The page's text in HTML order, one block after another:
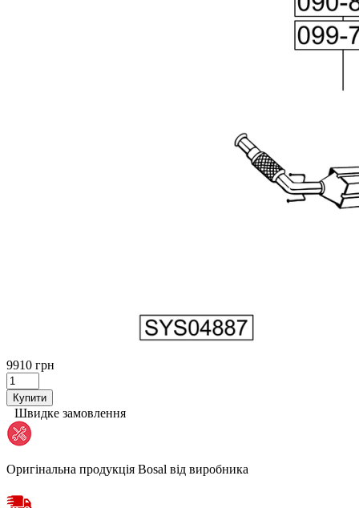
9910 грн
Купити
Швидке замовлення
Оригінальна продукція Bosal від виробника